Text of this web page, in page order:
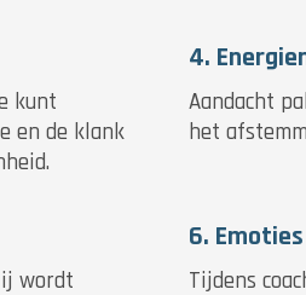
kunt
en de klank
4.
Aandacht
het
wordt
6.
Tijdens